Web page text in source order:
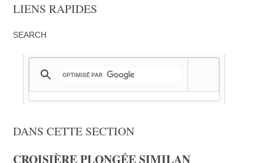
LIENS RAPIDES
SEARCH
DANS CETTE SECTION
CROISIÈRE PLONGÉE SIMILAN